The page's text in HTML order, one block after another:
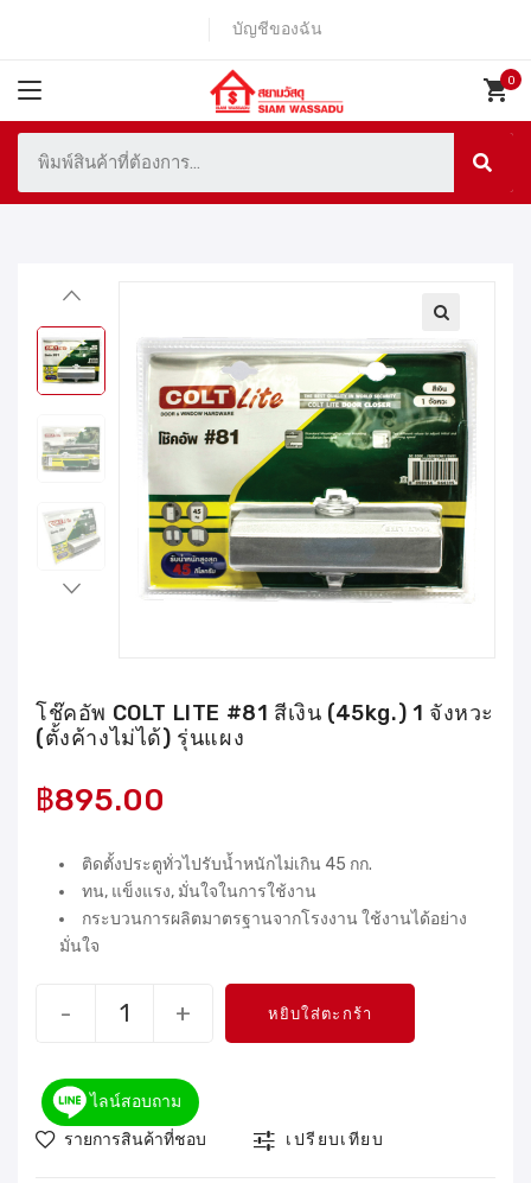
บัญชีของฉัน
โช๊คอัพ COLT LITE #81 สีเงิน (45kg.) 1 จังหวะ
(ตั้งค้างไม่ได้) รุ่นแผง
฿895.00
ติดตั้งประตูทั่วไปรับน้ำหนักไม่เกิน 45 กก.
ทน, แข็งแรง, มั่นใจในการใช้งาน
กระบวนการผลิตมาตรฐานจากโรงงาน ใช้งานได้อย่าง
มั่นใจ
- + หยิบใส่ตะกร้า
ไลน์สอบถาม
รายการสินค้าที่ชอบ
เปรียบเทียบ